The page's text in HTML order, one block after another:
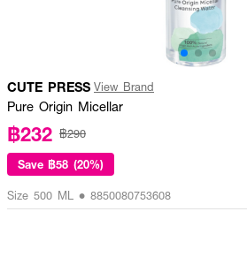
CUTE PRESS View Brand
Pure Origin Micellar
฿232 ฿290
Save ฿58 (20%)
Size 500 ML • 8850080753608